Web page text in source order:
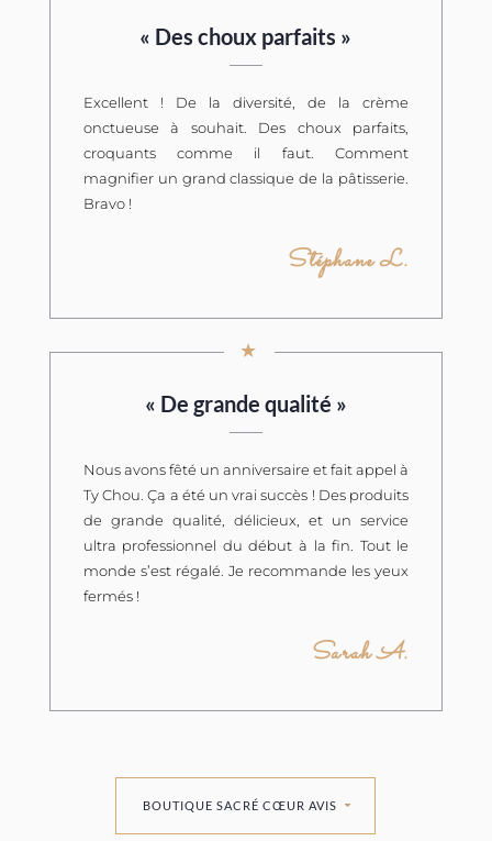
« Des choux parfaits »
Excellent ! De la diversité, de la crème
onctueuse à souhait. Des choux parfaits,
croquants comme il faut. Comment
magnifier un grand classique de la pâtisserie.
Bravo !
Stéphane L.
★
★
« De grande qualité »
Nous avons fêté un anniversaire et fait appel à
Ty Chou. Ça a été un vrai succès ! Des produits
de grande qualité, délicieux, et un service
ultra professionnel du début à la fin. Tout le
monde s’est régalé. Je recommande les yeux
fermés !
Sarah A.
BOUTIQUE SACRÉ CŒUR AVIS